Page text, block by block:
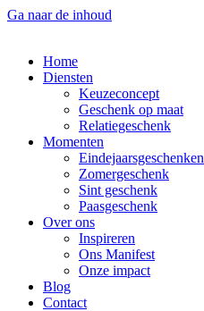
Ga naar de inhoud
Home
Diensten
Keuzeconcept
Geschenk op maat
Relatiegeschenk
Momenten
Eindejaarsgeschenken
Zomergeschenk
Sint geschenk
Paasgeschenk
Over ons
Inspireren
Ons Manifest
Onze impact
Blog
Contact